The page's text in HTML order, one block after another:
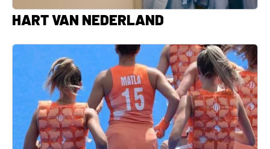
HART VAN NEDERLAND